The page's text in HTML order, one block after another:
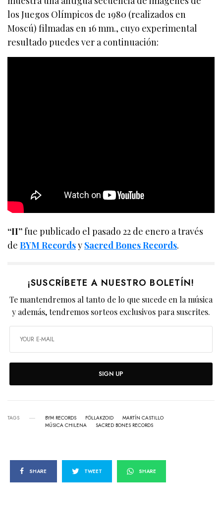
los Juegos Olímpicos de 1980 (realizados en
Moscú) filmadas en 16 mm., cuyo experimental
resultado puedes ver a continuación:
“II”fue publicado el pasado 22 de enero a través
deBYM Recordsy Sacred Bones Records.
¡SUSCRÍBETE A NUESTRO BOLETÍN!
Te mantendremos al tanto de lo que sucede en la música
y además, tendremos sorteos exclusivos para suscrites.
SIGN UP
TAGS BYM RECORDS FÖLLAKZOID
MARTÍN CASTILLO
MÚSICA CHILENA
SACRED BONES RECORDS
SHARE TWEET SHARE